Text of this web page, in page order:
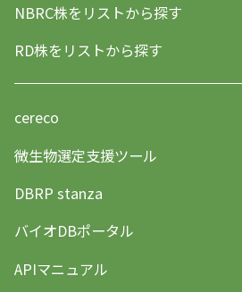
NBRC株をリストから探す
RD株をリストから探す
cereco
微生物選定支援ツール
DBRP stanza
バイオDBポータル
APIマニュアル